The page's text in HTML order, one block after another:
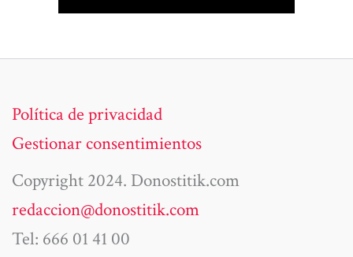
Política de privacidad
Gestionar consentimientos
Copyright 2024. Donostitik.com
redaccion@donostitik.com
Tel: 666 01 41 00